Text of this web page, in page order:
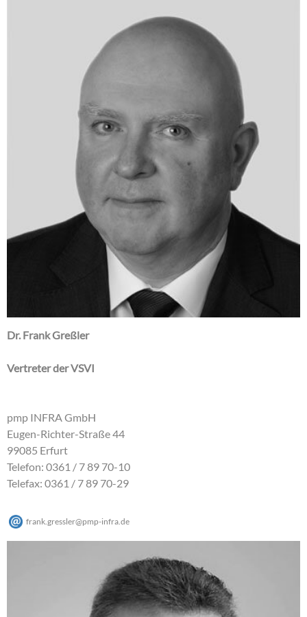
Dr. Frank Greßler
Vertreter der VSVI
pmp INFRA GmbH
Eugen-Richter-Straße 44
99085 Erfurt
Telefon: 0361 / 7 89 70-10
Telefax: 0361 / 7 89 70-29
frank.gressler@pmp-infra.de